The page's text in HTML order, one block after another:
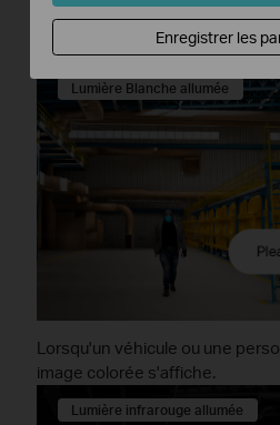
Lorsqu'aucun véhicule ni
seule une image en noir et
Lumière Blanche allumée
Lorsqu'un véhicule ou une
image colorée s'affiche.
Lumière infrarouge allumée
Enregistrer les